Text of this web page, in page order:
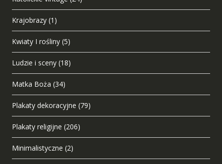
Krajobrazy (1)
Kwiaty I rośliny (5)
Ludzie i sceny (18)
Matka Boża (34)
Plakaty dekoracyjne (79)
Plakaty religijne (206)
Minimalistyczne (2)